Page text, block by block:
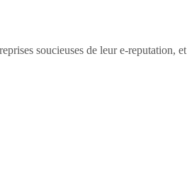
soucieuses de leur e-reputation,